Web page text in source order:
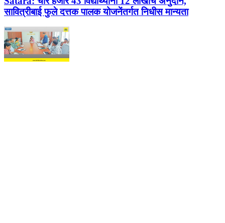
सावित्रीबाई फुले दत्तक पालक योजनेंतर्गत निधीस मान्यता